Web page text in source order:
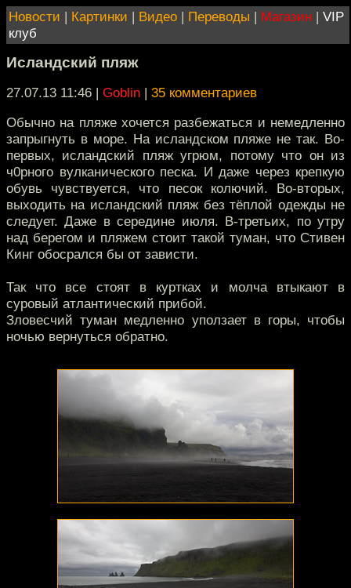
Новости | Картинки | Видео | Переводы | Магазин | VIP
клуб
Исландский пляж
27.07.13 11:46 | Goblin | 35 комментариев
Обычно на пляже хочется разбежаться и немедленно
запрыгнуть в море. На исландском пляже не так. Во-
первых, исландский пляж угрюм, потому что он из
ч0рного вулканического песка. И даже через крепкую
обувь чувствуется, что песок колючий. Во-вторых,
выходить на исландский пляж без тёплой одежды не
следует. Даже в середине июля. В-третьих, по утру
над берегом и пляжем стоит такой туман, что Стивен
Кинг обосрался бы от зависти.
Так что все стоят в куртках и молча втыкают в
суровый атлантический прибой.
Зловесчий туман медленно уползает в горы, чтобы
ночью вернуться обратно.